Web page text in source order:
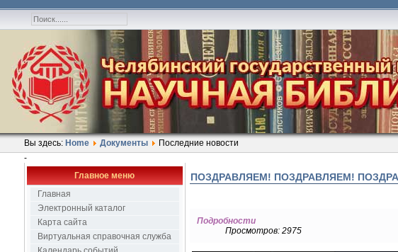
Вы здесь: Home Документы Последние новости
-
Главное меню
Главная
Электронный каталог
Карта сайта
Виртуальная справочная служба
ПОЗДРАВЛЯЕМ! ПОЗДРАВЛЯЕМ!
Подробности
Просмотров: 2975